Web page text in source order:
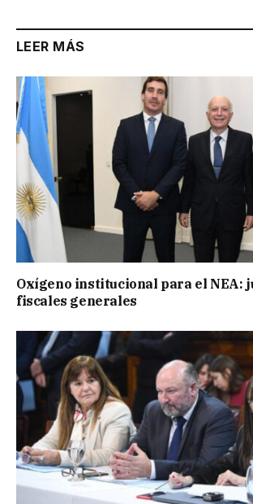
LEER MÁS
Oxígeno institucional para el NEA:
fiscales generales